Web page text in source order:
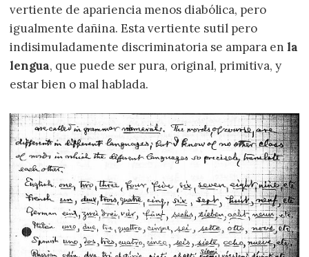
vertiente de apariencia menos diabólica, pero
igualmente dañina. Esta vertiente sutil pero
indisimuladamente discriminatoria se ampara en la
lengua, que puede ser pura, original, primitiva, y
estar bien o mal hablada.